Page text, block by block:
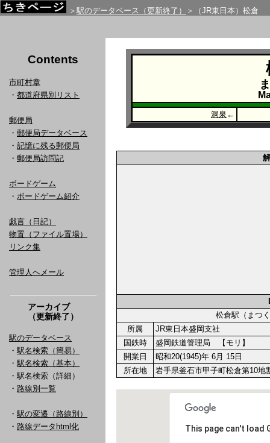
＞ 駅のデータベース（更新終了） ＞（JR東日本）松倉
Contents
市町村章
・ 都道府県別リスト
郵便局
・ 郵便局データベース
・ 記憶に残る郵便局
・ 郵便局訪問記
ボードゲーム
・ ボードゲーム紹介
戯言（日記）
物置（ファイル置場）
リンク集
管理人へメール
アーカイブ
（更新終了）
駅のデータベース
・ 駅名検索（簡易）
・ 駅名検索（基本）
・駅名検索（詳細）
・ 路線別一覧
・ 駅の変遷（路線別）
・ 路線データhtml化
洞泉 ←
松倉駅（ま
所属
JR東日本盛岡支社
国鉄時
盛岡鉄道管理局 【モリ】
開業日
昭和20(1945)年 6月 15日
所在地
岩手県釜石市甲子町松倉第10地